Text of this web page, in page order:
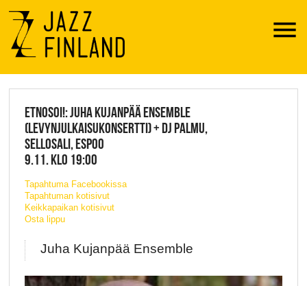
Menu
JAZZ FINLAND LIVE
ETNOSOI!: JUHA KUJANPÄÄ ENSEMBLE
(LEVYNJULKAISUKONSERTTI) + DJ PALMU,
SELLOSALI, ESPOO
9.11. KLO 19:00
Tapahtuma Facebookissa
Tapahtuman kotisivut
Keikkapaikan kotisivut
Osta lippu
Juha Kujanpää Ensemble